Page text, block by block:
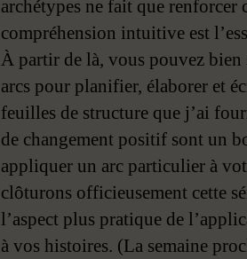
archétypes ne fait que
compréhension intuitive est
À partir de là, vous pouvez bien
arcs pour planifier, élaborer et
feuilles de structure que j’ai
de changement positif sont un
appliquer un arc particulier à
clôturons officieusement cette
l’aspect plus pratique de
à vos histoires. (La semaine